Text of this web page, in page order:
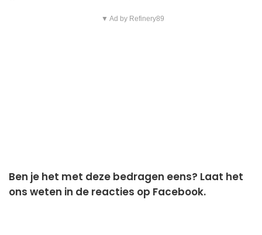
▼ Ad by Refinery89
Ben je het met deze bedragen eens? Laat het
ons weten in de reacties op Facebook.